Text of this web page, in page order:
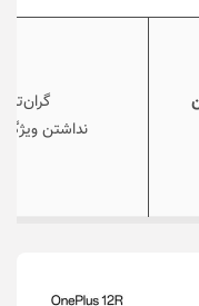
گران‌تر
نداشتن